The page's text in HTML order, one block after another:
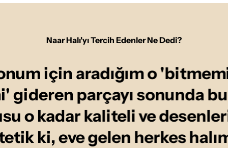
Naar Halı'yı Tercih Edenler Ne Dedi?
için aradığım o
gideren parçayı sonunda
o kadar kaliteli ve
ki, eve gelen herkes